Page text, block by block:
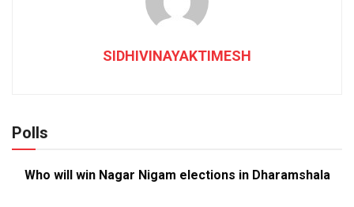
SIDHIVINAYAKTIMESH
Polls
Who will win Nagar Nigam elections in Dharamshala